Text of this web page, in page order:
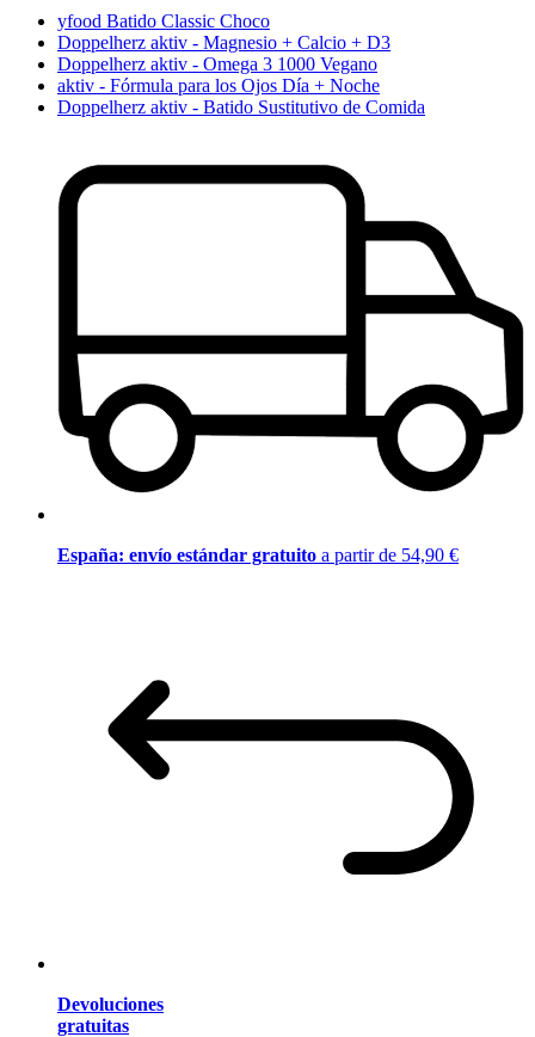
yfood Batido Classic Choco
Doppelherz aktiv - Magnesio + Calcio + D3
Doppelherz aktiv - Omega 3 1000 Vegano
aktiv - Fórmula para los Ojos Día + Noche
Doppelherz aktiv - Batido Sustitutivo de Comida
España: envío estándar gratuito a partir de 54,90 €
Devoluciones
gratuitas